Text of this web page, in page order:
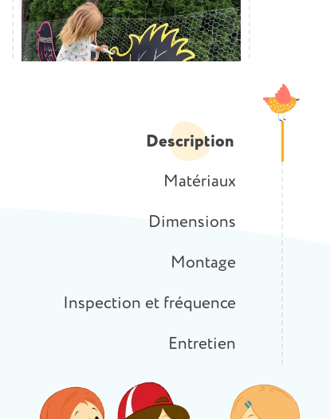
Description
Matériaux
Dimensions
Montage
Inspection et fréquence
Entretien